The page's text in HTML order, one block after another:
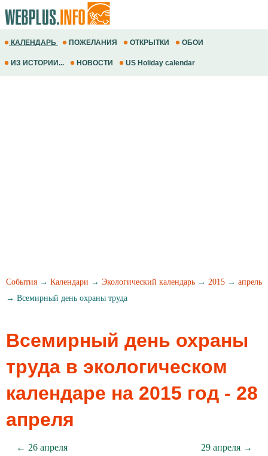
КАЛЕНДАРЬ ПОЖЕЛАНИЯ ОТКРЫТКИ ОБОИ
ИЗ ИСТОРИИ... НОВОСТИ US Holiday calendar
События → Календари → Экологический календарь → 2015 → апрель
→ Всемирный день охраны труда
Всемирный день охраны
труда в экологическом
календаре на 2015 год - 28
апреля
← 26 апреля 29 апреля →